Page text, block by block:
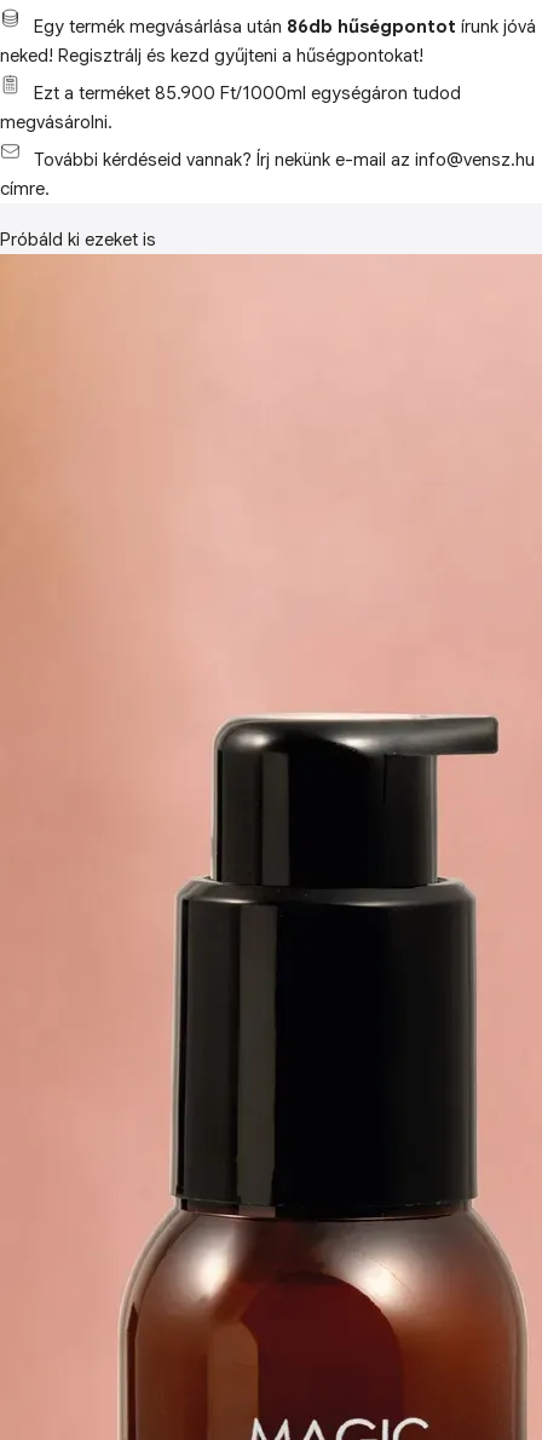
Egy termék megvásárlása után 86db hűségpontot írunk jóvá
neked! Regisztrálj és kezd gyűjteni a hűségpontokat!
Ezt a terméket 85.900 Ft/1000ml egységáron tudod
megvásárolni.
További kérdéseid vannak? Írj nekünk e-mail az info@vensz.hu
címre.
Próbáld ki ezeket is